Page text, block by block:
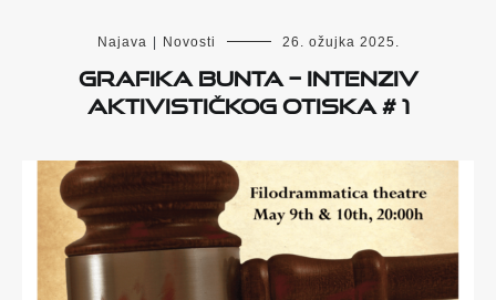
Najava Novosti 26. ožujka 2025.
Grafika bunta – Intenziv
aktivističkog otiska # 1